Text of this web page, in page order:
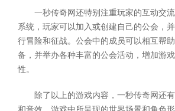
一秒传奇网还特别注重玩家的互动交
系统，玩家可以加入或创建自己的公会，
行冒险和征战。公会中的成员可以相互帮
备，并举办各种丰富的公会活动，增加游
性。
除了以上的游戏内容，一秒传奇网还